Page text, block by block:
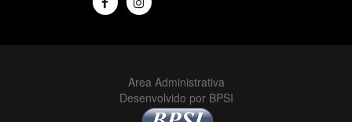
Area Administrativa
Desenvolvido por BPSI